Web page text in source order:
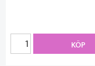
KÖP